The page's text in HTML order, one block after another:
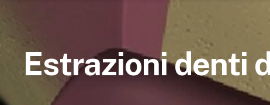
Estrazioni denti